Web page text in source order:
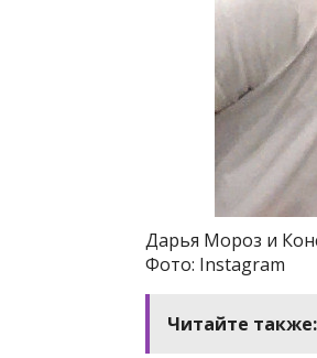
Дарья Мороз и
Фото: Instagram
Читайте также: